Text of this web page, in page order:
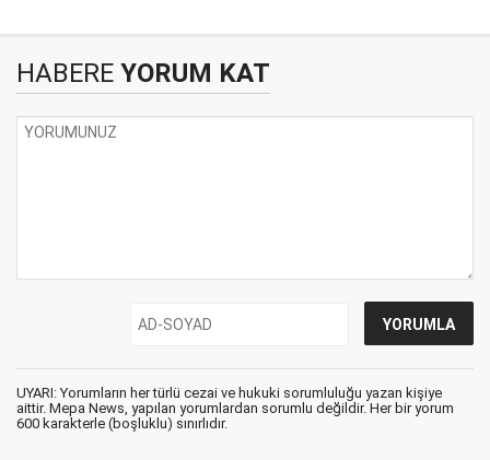
HABERE YORUM KAT
UYARI: Yorumların her türlü cezai ve hukuki sorumluluğu yazan kişiye
aittir. Mepa News, yapılan yorumlardan sorumlu değildir. Her bir yorum
600 karakterle (boşluklu) sınırlıdır.